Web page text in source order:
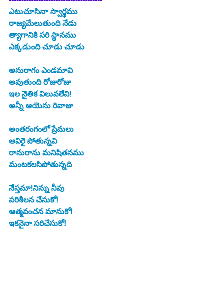
ఎటుచూసినా స్వార్థము
రాజ్యమేలుతుంది నేడు
త్యాగానికి సరి స్థానము
ఎక్కడుంది చూడు చూడు
అనురాగం ఎండమావి
అవుతుంది రోజురోజు
ఇల నైతిక విలువలేవి!
అన్నీ ఆయెను రివాజు
అంతరంగంలో ప్రేమలు
ఆవిరై పోతున్నవి
రానురాను మనిషితనము
మంటకలసిపోతున్నది
నేస్తమా!నిన్ను నీవు
పరిశీలన చేసుకో!
ఆత్మవంచన మానుకో!
ఇకనైనా సరిచేసుకో!